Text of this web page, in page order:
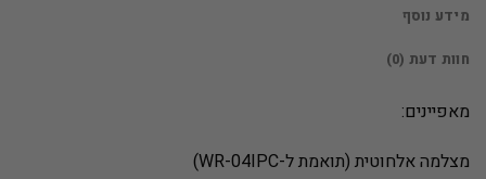
מידע נוסף
חוות דעת (0)
מאפיינים:
מצלמה אלחוטית (תואמת ל-WR-04IPC)